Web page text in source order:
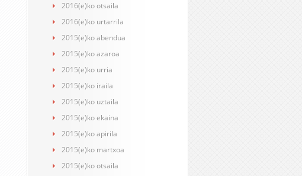
2016(e)ko otsaila
2016(e)ko urtarrila
2015(e)ko abendua
2015(e)ko azaroa
2015(e)ko urria
2015(e)ko iraila
2015(e)ko uztaila
2015(e)ko ekaina
2015(e)ko apirila
2015(e)ko martxoa
2015(e)ko otsaila